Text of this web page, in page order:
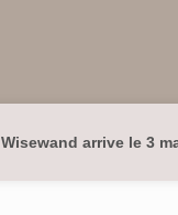
Wisewand arrive le 3